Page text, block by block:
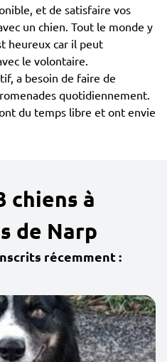
et de satisfaire vos
un chien. Tout le monde y
heureux car il peut
le volontaire.
a besoin de faire de
quotidiennement.
du temps libre et ont envie
chiens à
de Narp
récemment :